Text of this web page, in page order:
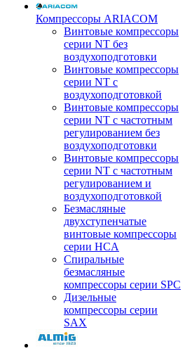
Компрессоры ARIACOM
Винтовые компрессоры
серии NT без
воздухоподготовки
Винтовые компрессоры
серии NT c
воздухоподготовкой
Винтовые компрессоры
серии NT с частотным
регулированием без
воздухоподготовки
Винтовые компрессоры
серии NT с частотным
регулированием и
воздухоподготовкой
Безмасляные
двухступенчатые
винтовые компрессоры
серии HCA
Спиральные
безмасляные
компрессоры серии SPC
Дизельные
компрессоры серии
SAX